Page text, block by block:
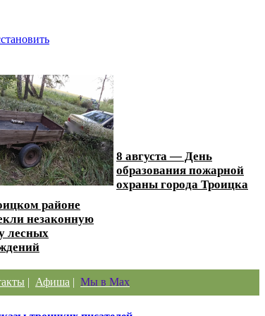
районе
незаконную
лесных
8 августа — День
образования пожарной
охраны города Троицка
| Афиша | Мы в Max